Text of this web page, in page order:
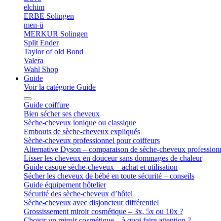
elchim
ERBE Solingen
men-ü
MERKUR Solingen
Split Ender
Taylor of old Bond
Valera
Wahl Shop
Guide
Voir la catégorie Guide
Guide coiffure
Bien sécher ses cheveux
Sèche-cheveux ionique ou classique
Embouts de sèche-cheveux expliqués
Sèche-cheveux professionnel pour coiffeurs
Alternative Dyson – comparaison de sèche-cheveux
Lisser les cheveux en douceur sans dommages de chaleur
Guide casque sèche-cheveux – achat et utilisation
Sécher les cheveux de bébé en toute sécurité – conseils
Guide équipement hôtelier
Sécurité des sèche-cheveux d’hôtel
Sèche-cheveux avec disjoncteur différentiel
Grossissement miroir cosmétique – 3x, 5x ou 10x ?